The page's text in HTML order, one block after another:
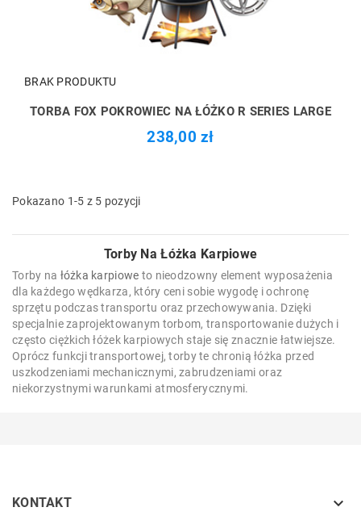
BRAK PRODUKTU
TORBA FOX POKROWIEC NA ŁÓŻKO R SERIES LARGE
238,00 zł
Pokazano 1-5 z 5 pozycji
Torby Na Łóżka Karpiowe
Torby na łóżka karpiowe to nieodzowny element wyposażenia
dla każdego wędkarza, który ceni sobie wygodę i ochronę
sprzętu podczas transportu oraz przechowywania. Dzięki
specjalnie zaprojektowanym torbom, transportowanie dużych i
często ciężkich łóżek karpiowych staje się znacznie łatwiejsze.
Oprócz funkcji transportowej, torby te chronią łóżka przed
uszkodzeniami mechanicznymi, zabrudzeniami oraz
niekorzystnymi warunkami atmosferycznymi.
KONTAKT 